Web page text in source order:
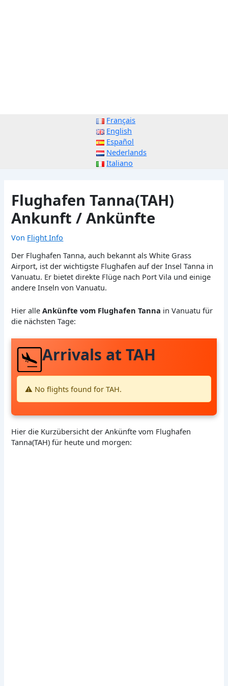
Français
English
Español
Nederlands
Italiano
Flughafen Tanna(TAH)
Ankunft / Ankünfte
Von Flight Info
Der Flughafen Tanna, auch bekannt als White Grass
Airport, ist der wichtigste Flughafen auf der Insel Tanna in
Vanuatu. Er bietet direkte Flüge nach Port Vila und einige
andere Inseln von Vanuatu.
Hier alleAnkünfte vom Flughafen Tanna in Vanuatu für
die nächsten Tage:
Arrivals at TAH
⚠️ No flights found for TAH.
Hier die Kurzübersicht der Ankünfte vom Flughafen
Tanna(TAH) für heute und morgen: